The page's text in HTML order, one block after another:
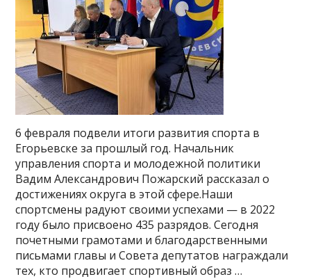
6 февраля подвели итоги развития спорта в
Егорьевске за прошлый год. Начальник
управления спорта и молодежной политики
Вадим Александрович Пожарский рассказал о
достижениях округа в этой сфере.Наши
спортсмены радуют своими успехами — в 2022
году было присвоено 435 разрядов. Сегодня
почетными грамотами и благодарственными
письмами главы и Совета депутатов награждали
тех, кто продвигает спортивный образ …